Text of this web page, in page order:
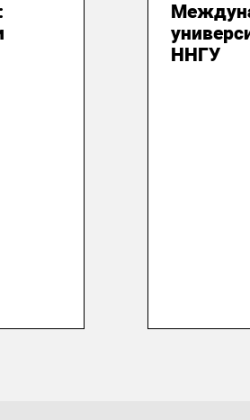
ННГУ